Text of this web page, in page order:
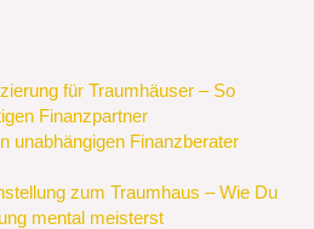
für Traumhäuser – So
Finanzpartner
unabhängigen Finanzberater
zum Traumhaus – Wie Du
mental meisterst